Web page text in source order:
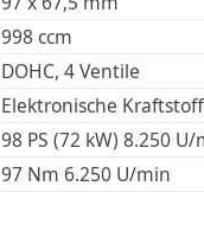
998 ccm
DOHC, 4 Ventile
Elektronische
98 PS (72 kW) 8.250 U/
97 Nm 6.250 U/min